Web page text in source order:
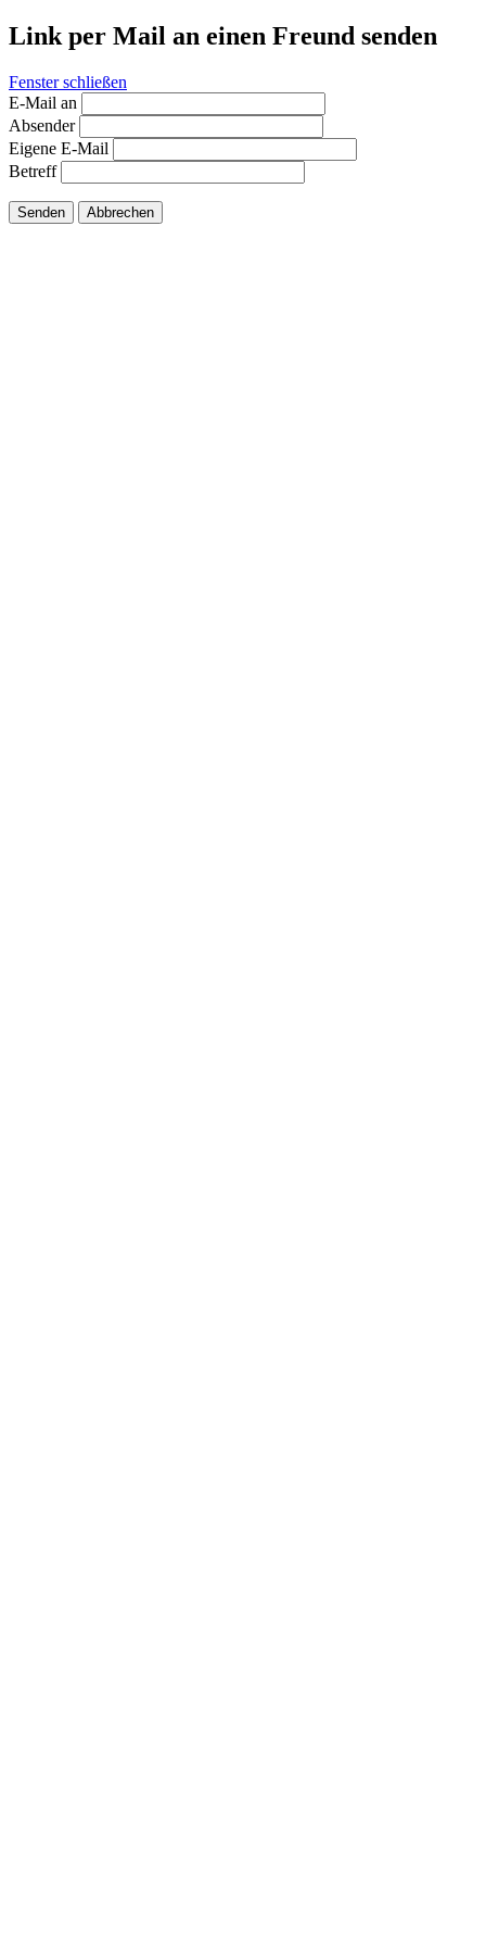
Link per Mail an einen Freund senden
Fenster schließen
E-Mail an
Absender
Eigene E-Mail
Betreff
Senden Abbrechen